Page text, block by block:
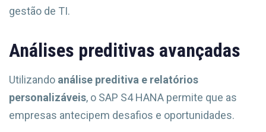
gestão de TI.
Análises preditivas avançadas
Utilizando análise preditiva e relatórios
personalizáveis, o SAP S4 HANA permite que as
empresas antecipem desafios e oportunidades.